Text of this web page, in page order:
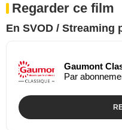
Regarder ce film
En SVOD / Streaming
Gaumont
Par